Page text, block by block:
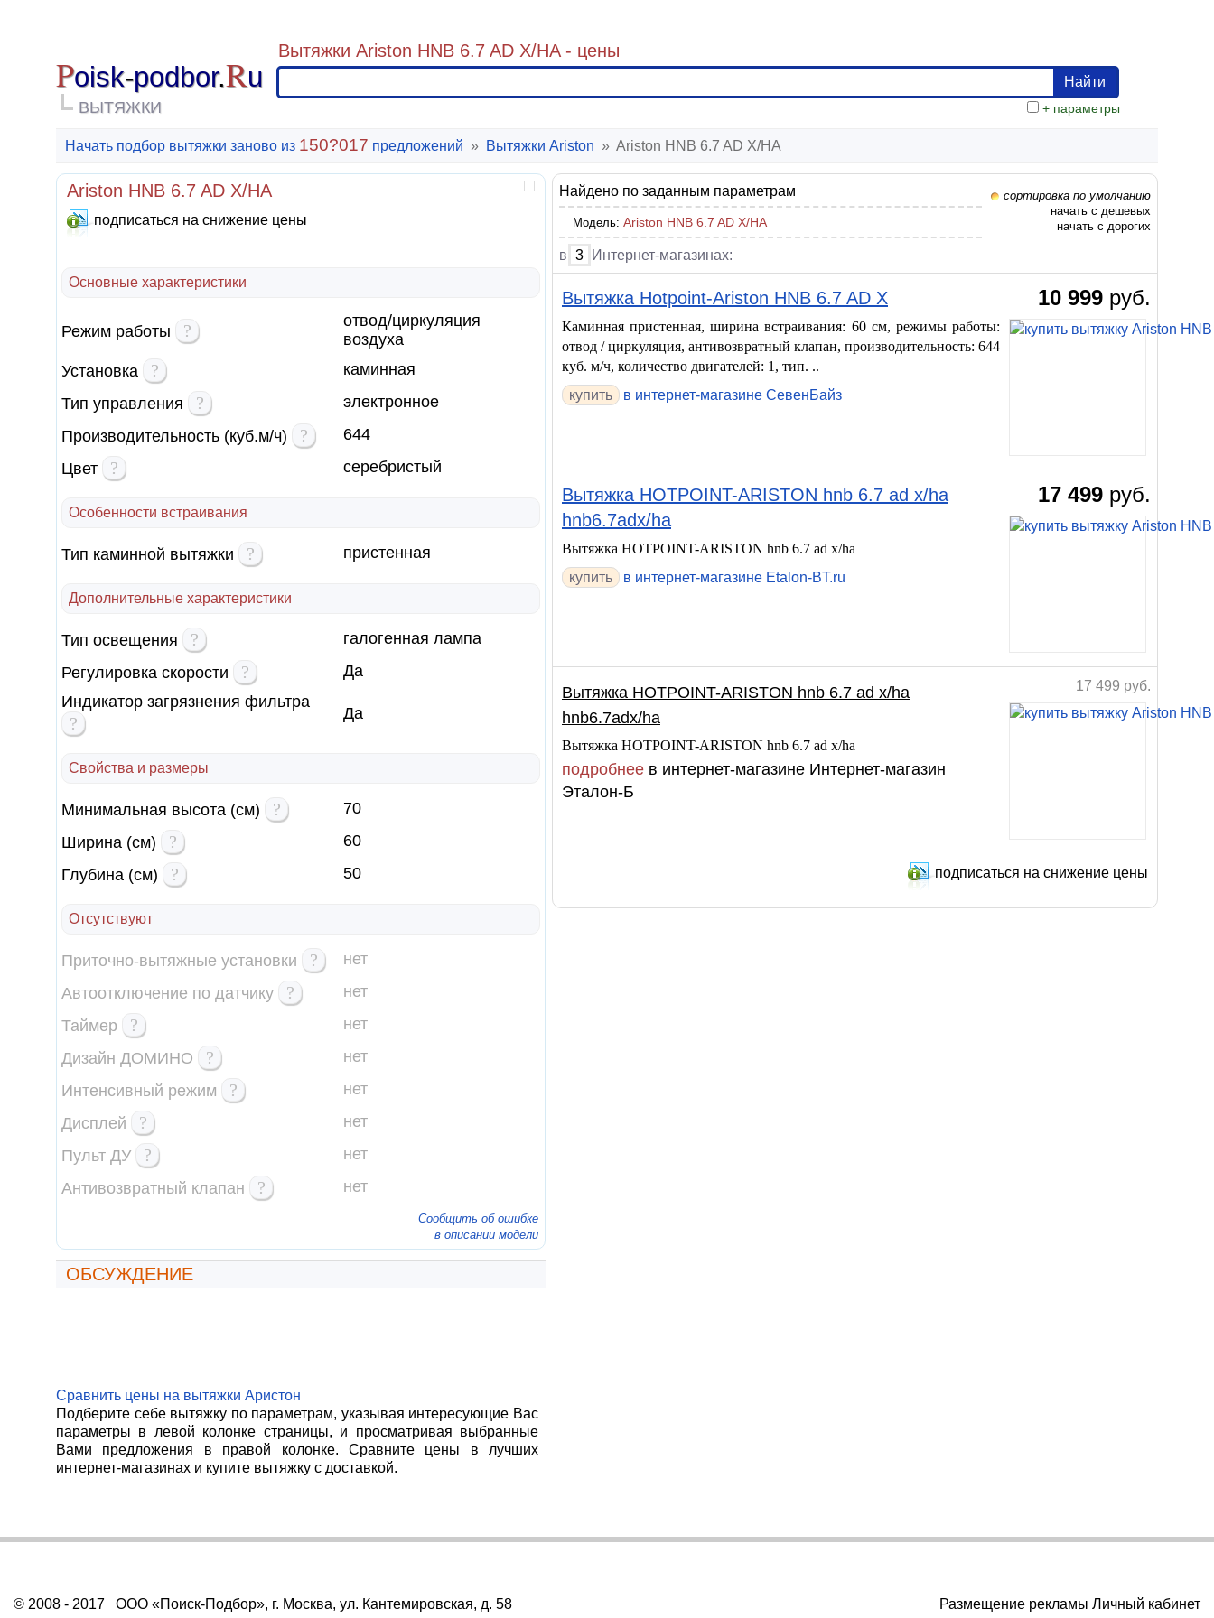
Poisk-podbor.Ru
ВЫТЯЖКИ
Вытяжки Ariston HNB 6.7 AD X/HA - цены
+ параметры
Найти
Начать подбор вытяжки заново из 150?017 предложений » Вытяжки Ariston » Ariston HNB 6.7 AD X/HA
Ariston HNB 6.7 AD X/HA
подписаться на снижение цены
Основные характеристики
Режим работы ?
отвод/циркуляция
воздуха
Установка
?
каминная
Тип управления
?
электронное
Производительность (куб.м/ч)
?
644
Цвет
? серебристый
Особенности встраивания
Тип каминной вытяжки ? пристенная
Дополнительные характеристики
Тип освещения ?
галогенная лампа
Регулировка скорости
?
Да
Индикатор загрязнения фильтра
? Да
Свойства и размеры
Минимальная высота (см) ?
70
Ширина (см)
?
60
Глубина (см)
? 50
Отсутствуют
Приточно-вытяжные установки ?
нет
Автоотключение по датчику
?
нет
Таймер
?
нет
Дизайн ДОМИНО
?
нет
Интенсивный режим
?
нет
Дисплей
?
нет
Пульт ДУ
?
нет
Антивозвратный клапан
? нет
Сообщить об ошибке
в описании модели
ОБСУЖДЕНИЕ
сортировка по умолчанию
начать с дешевых
начать с дорогих
Найдено по заданным параметрам
Модель: Ariston HNB 6.7 AD X/HA
в 3 Интернет-магазинах:
10 999 руб.
Вытяжка Hotpoint-Ariston HNB 6.7 AD X
Каминная пристенная, ширина встраивания: 60 см, режимы работы:
отвод / циркуляция, антивозвратный клапан, производительность: 644
куб. м/ч, количество двигателей: 1, тип. ..
купить
в интернет-магазине СевенБайз
17 499 руб.
Вытяжка HOTPOINT-ARISTON hnb 6.7 ad x/ha
hnb6.7adx/ha
Вытяжка HOTPOINT-ARISTON hnb 6.7 ad x/ha
купить
в интернет-магазине Etalon-BT.ru
17 499 руб.
Вытяжка HOTPOINT-ARISTON hnb 6.7 ad x/ha
hnb6.7adx/ha
Вытяжка HOTPOINT-ARISTON hnb 6.7 ad x/ha
подробнее в интернет-магазине Интернет-магазин
Эталон-Б
подписаться на снижение цены
Сравнить цены на вытяжки Аристон
Подберите себе вытяжку по параметрам, указывая интересующие Вас
параметры в левой колонке страницы, и просматривая выбранные
Вами предложения в правой колонке. Сравните цены в лучших
интернет-магазинах и купите вытяжку с доставкой.
© 2008 - 2017 ООО «Поиск-Подбор», г. Москва, ул. Кантемировская, д. 58 Размещение рекламы Личный кабинет